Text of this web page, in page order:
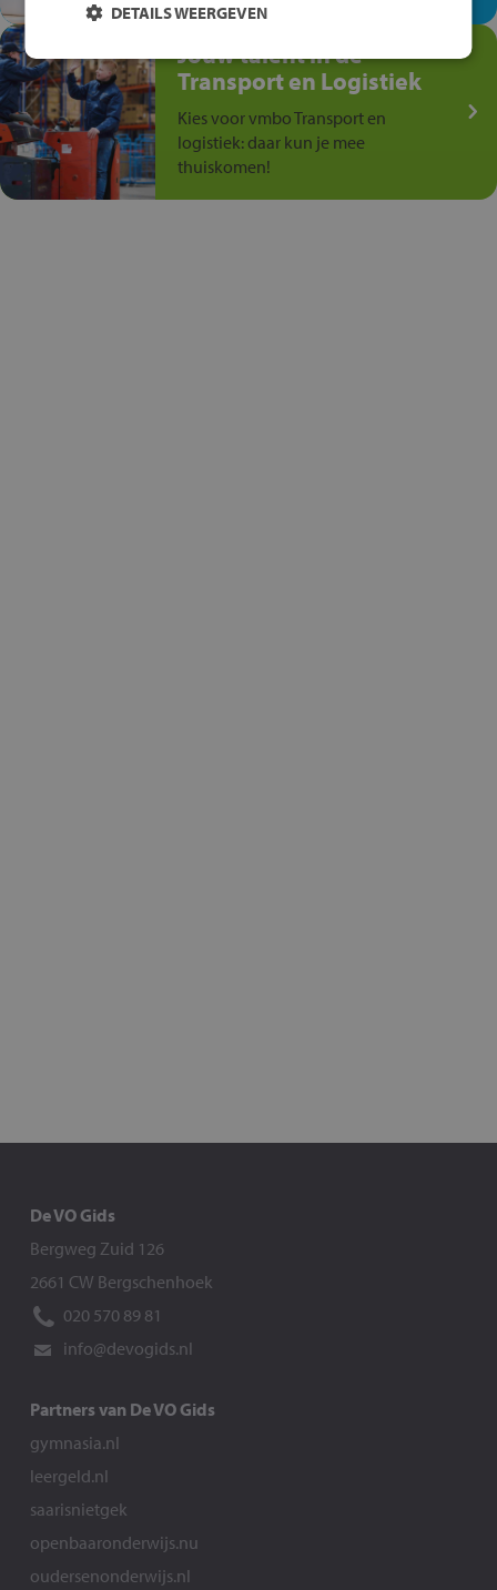
Jouw talent in de
Transport en Logistiek
Kies voor vmbo Transport en
logistiek: daar kun je mee
thuiskomen!
De VO Gids
Bergweg Zuid 126
2661 CW Bergschenhoek
020 570 89 81
info@devogids.nl
Partners van De VO Gids
gymnasia.nl
leergeld.nl
saarisnietgek
openbaaronderwijs.nu
oudersenonderwijs.nl
DETAILS WEERGEVEN